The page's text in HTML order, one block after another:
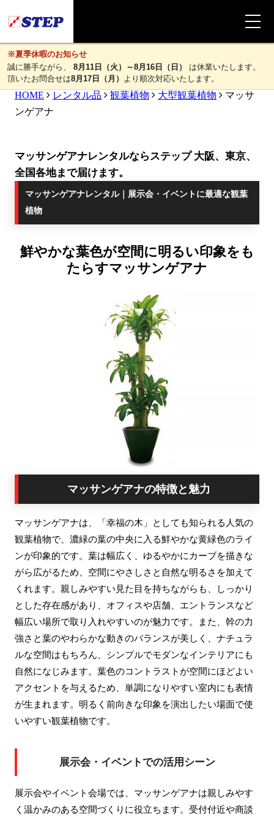
※夏季休暇のお知らせ
誠に勝手ながら、
8月11日（火）～8月16日（日） は休業いたします。
頂いたお問合せは8月17日（月） より順次対応いたします。
HOME レンタル品 観葉植物 大型観葉植物
マッサ
ンゲアナ
マッサンゲアナレンタルならステップ 大阪、東京、
全国各地まで届けます。
マッサンゲアナレンタル｜展示会・イベントに最適な観葉
植物
鮮やかな葉色が空間に明るい印象をも
たらすマッサンゲアナ
マッサンゲアナの特徴と魅力
マッサンゲアナは、「幸福の木」としても知られる人気の
観葉植物で、濃緑の葉の中央に入る鮮やかな黄緑色のライ
ンが印象的です。葉は幅広く、ゆるやかにカーブを描きな
がら広がるため、空間にやさしさと自然な明るさを加えて
くれます。親しみやすい見た目を持ちながらも、しっかり
とした存在感があり、オフィスや店舗、エントランスなど
幅広い場所で取り入れやすいのが魅力です。また、幹の力
強さと葉のやわらかな動きのバランスが美しく、ナチュラ
ルな空間はもちろん、シンプルでモダンなインテリアにも
自然になじみます。葉色のコントラストが空間にほどよい
アクセントを与えるため、単調になりやすい室内にも表情
が生まれます。明るく前向きな印象を演出したい場面で使
いやすい観葉植物です。
展示会・イベントでの活用シーン
展示会やイベント会場では、マッサンゲアナは親しみやす
く温かみのある空間づくりに役立ちます。受付付近や商談